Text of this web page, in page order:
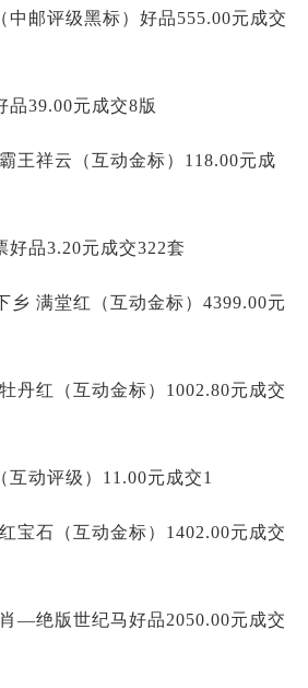
中邮评级黑标）好品555.00元成交
品39.00元成交8版
王祥云（互动金标）118.00元成
好品3.20元成交322套
乡 满堂红（互动金标）4399.00元
丹红（互动金标）1002.80元成交
互动评级）11.00元成交1
宝石（互动金标）1402.00元成交
—绝版世纪马好品2050.00元成交